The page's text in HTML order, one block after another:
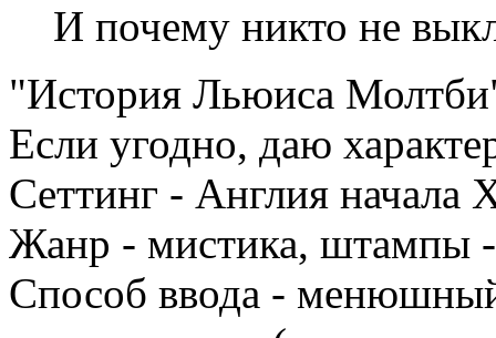
И почему никто не
"История Льюиса
Если угодно, даю
Сеттинг - Англия начала
Жанр - мистика, штампы -
Способ ввода -